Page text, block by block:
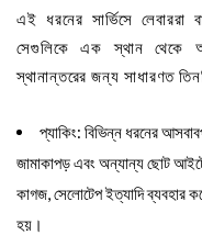
এই ধরনের সার্ভিসে
সেগুলিকে এক স্থান থেকে
স্থানান্তরের জন্য সাধারণত
প্যাকিং: বিভিন্ন ধরনের
জামাকাপড় এবং অন্যান্য ছোট
কাগজ, সেলোটেপ ইত্যাদি ব্যবহার
হয়।